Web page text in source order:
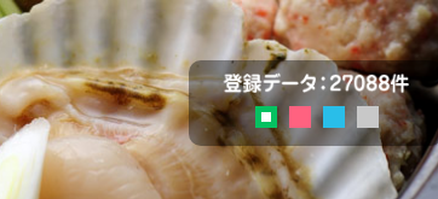
ハピルス カロリーチェック
ピンク ブルーグレー